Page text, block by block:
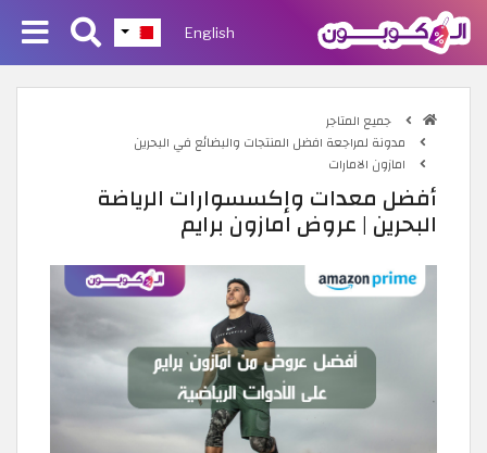
English
جميع المتاجر
مدونة لمراجعة افضل المنتجات والبضائع في البحرين
امازون الامارات
أفضل معدات وإكسسوارات الرياضة
البحرين | عروض امازون برايم